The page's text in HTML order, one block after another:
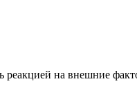
реакцией на внешние